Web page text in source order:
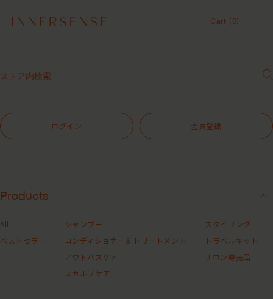
7,700円（税込）以上ご購入で、「ピュアクラリファイングマスク
MASHグループの会員ポイントサービスについてのご案内
【重要】お盆期間中のお問い合わせと商品配送に関しまして
１点以上ご購入で、シャンプーコンディショナーサンプル（２種）プレ
ゼント中！
7,700円（税込）以上ご購入で、「ピュアクラリファイングマスク
59mL」をプレゼント中！
Cart (0)
ログイン 会員登録
Products
All
ベストセラー
シャンプー
コンディショナー＆トリートメント
アウトバスケア
スカルプケア
スタイリング
トラベルキット
サロン専売品